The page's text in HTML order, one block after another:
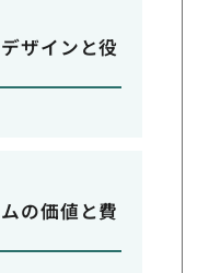
ザインと役
の価値と費